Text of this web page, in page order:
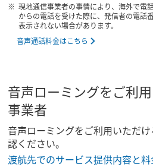
現地通信事業者の事情により、海外で電
からの電話を受けた際に、発信者の電話
表示されない場合があります。
音声通話料金はこちら
音声ローミングをご利
事業者
音声ローミングをご利用いただ
認ください。
渡航先でのサービス提供内容と